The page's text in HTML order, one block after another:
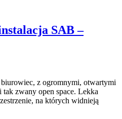
SAB –
z ogromnymi, otwartymi
zwany open space. Lekka
na których widnieją